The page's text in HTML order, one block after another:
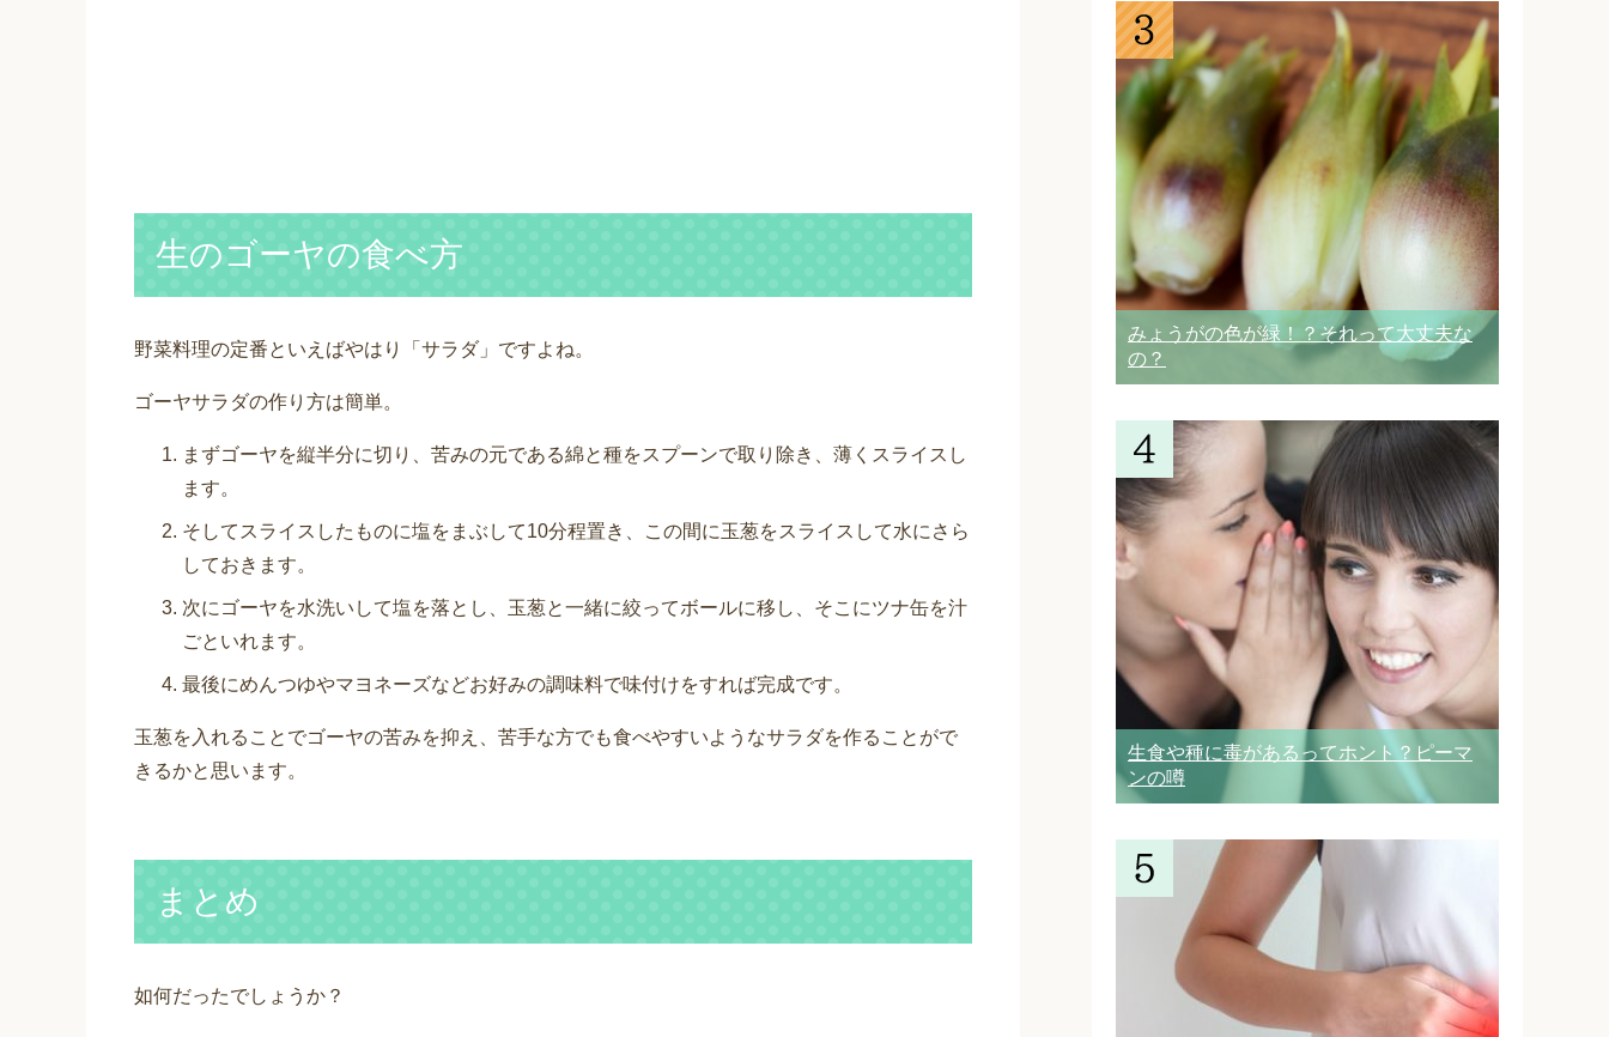
生のゴーヤの食べ方
野菜料理の定番といえばやはり「サラダ」ですよね。
ゴーヤサラダの作り方は簡単。
まずゴーヤを縦半分に切り、苦みの元である綿と種をスプーンで取り除き、薄くスライスし
ます。
そしてスライスしたものに塩をまぶして10分程置き、この間に玉葱をスライスして水にさら
しておきます。
次にゴーヤを水洗いして塩を落とし、玉葱と一緒に絞ってボールに移し、そこにツナ缶を汁
ごといれます。
最後にめんつゆやマヨネーズなどお好みの調味料で味付けをすれば完成です。
玉葱を入れることでゴーヤの苦みを抑え、苦手な方でも食べやすいようなサラダを作ることがで
きるかと思います。
まとめ
如何だったでしょうか？
みょうがの色が緑！？それって大丈夫な
の？
生食や種に毒があるってホント？ピーマ
ンの噂